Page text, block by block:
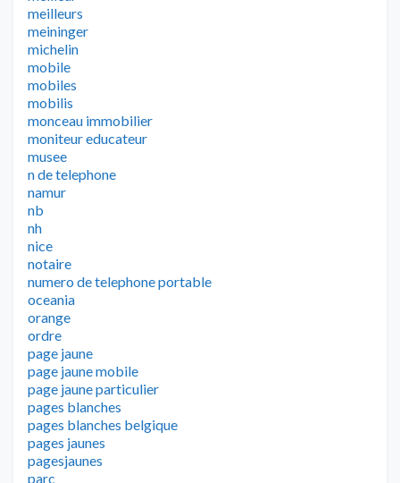
meilleurs
meininger
michelin
mobile
mobiles
mobilis
monceau immobilier
moniteur educateur
musee
n de telephone
namur
nb
nh
nice
notaire
numero de telephone portable
oceania
orange
ordre
page jaune
page jaune mobile
page jaune particulier
pages blanches
pages blanches belgique
pages jaunes
pagesjaunes
parc